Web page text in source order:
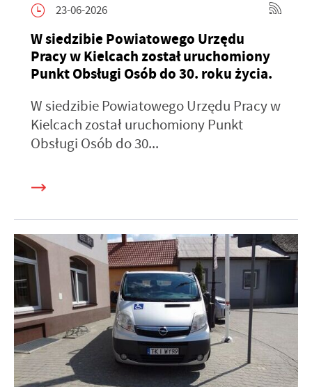
23-06-2026
W siedzibie Powiatowego Urzędu
Pracy w Kielcach został uruchomiony
Punkt Obsługi Osób do 30. roku życia.
W siedzibie Powiatowego Urzędu Pracy w
Kielcach został uruchomiony Punkt
Obsługi Osób do 30...